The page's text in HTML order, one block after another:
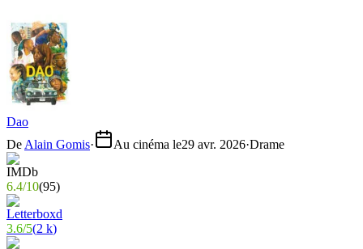
Dao
De Alain Gomis· Au cinéma le29 avr. 2026·Drame
6.4/10(95)
3.6/5(2 k)